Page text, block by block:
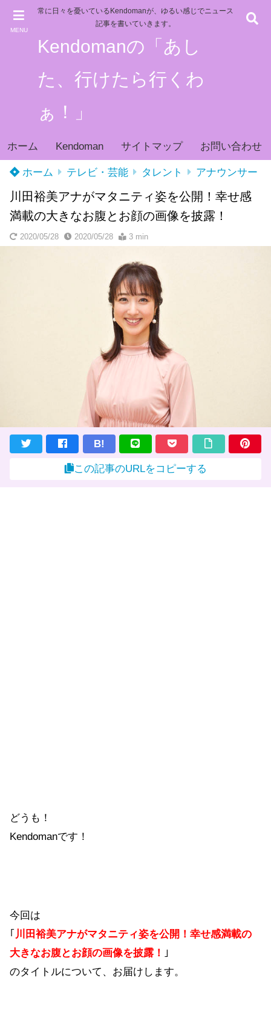
MENU
常に日々を憂いているKendomanが、ゆるい感じでニュース
記事を書いていきます。
Kendomanの「あし
た、行けたら行くわ
ぁ！」
ホーム Kendoman サイトマップ お問い合わせ
ホーム テレビ・芸能 タレント アナウンサー
川田裕美アナがマタニティ姿を公開！幸せ感
満載の大きなお腹とお顔の画像を披露！
2020/05/28 2020/05/28 3 min
B!
この記事のURLをコピーする
どうも！
Kendomanです！
今回は
｢ 川田裕美アナがマタニティ姿を公開！幸せ感満載の
大きなお腹とお顔の画像を披露！ ｣
のタイトルについて、お届けします。